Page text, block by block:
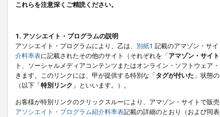
これらを注意深くご精読ください。
1. アソシエイト・プログラムの説明
アソシエイト・プログラムにより、乙は、 別紙1 記載のアマゾン・サ
介料率表に記載されたその他のサイト（それぞれを「アマゾン・サイト
ト、ソーシャルメディアコンテンツまたはオンライン・ソフトウェア
きます。このリンクには、甲が提供する特別な「タグが付いた 」状態
（以下「特別リンク 」といいます。）。
お客様が特別リンクのクリックスルーにより、アマゾン・サイトで販
アソシエイト・プログラム紹介料率表記載の詳細のとおり（および同